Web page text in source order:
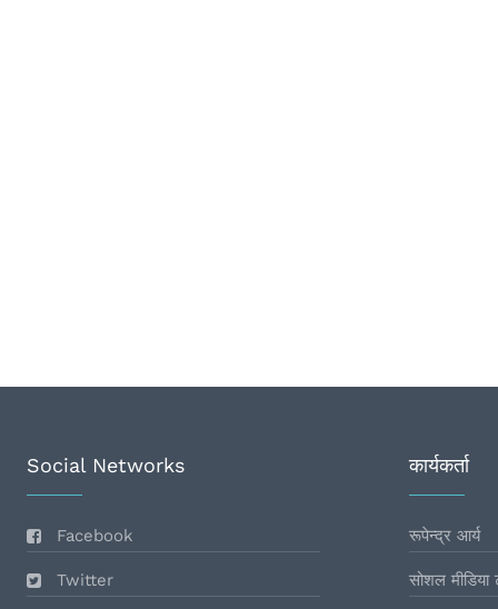
Social Networks
Facebook
Twitter
कार्यकर्ता
रूपेन्द्र आर्य
सोशल मीडिया